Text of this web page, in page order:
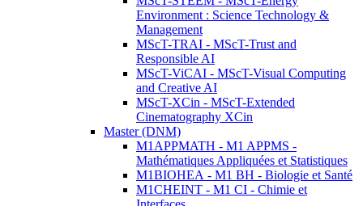
Environment : Science Technology &
Management
MScT-TRAI - MScT-Trust and
Responsible AI
MScT-ViCAI - MScT-Visual Computing
and Creative AI
MScT-XCin - MScT-Extended
Cinematography XCin
Master (DNM)
M1APPMATH - M1 APPMS -
Mathématiques Appliquées et Statistiques
M1BIOHEA - M1 BH - Biologie et Santé
M1CHEINT - M1 CI - Chimie et